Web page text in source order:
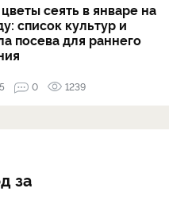
сеять в январе на
список культур и
посева для раннего
0 1239
за